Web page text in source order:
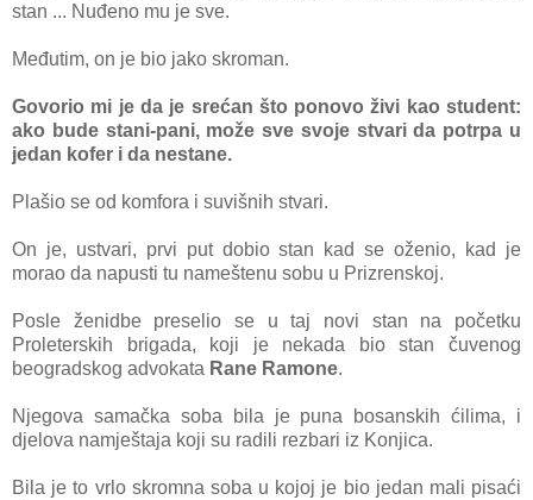
stan ... Nuđeno mu je sve.
Međutim, on je bio jako skroman.
Govorio mi je da je srećan što ponovo živi kao student:
ako bude stani-pani, može sve svoje stvari da potrpa u
jedan kofer i da nestane.
Plašio se od komfora i suvišnih stvari.
On je, ustvari, prvi put dobio stan kad se oženio, kad je
morao da napusti tu nameštenu sobu u Prizrenskoj.
Posle ženidbe preselio se u taj novi stan na početku
Proleterskih brigada, koji je nekada bio stan čuvenog
beogradskog advokata Rane Ramone.
Njegova samačka soba bila je puna bosanskih ćilima, i
djelova namještaja koji su radili rezbari iz Konjica.
Bila je to vrlo skromna soba u kojoj je bio jedan mali pisaći